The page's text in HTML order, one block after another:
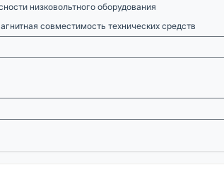
низковольтного оборудования
совместимость технических средств